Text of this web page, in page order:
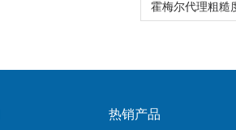
热销产品